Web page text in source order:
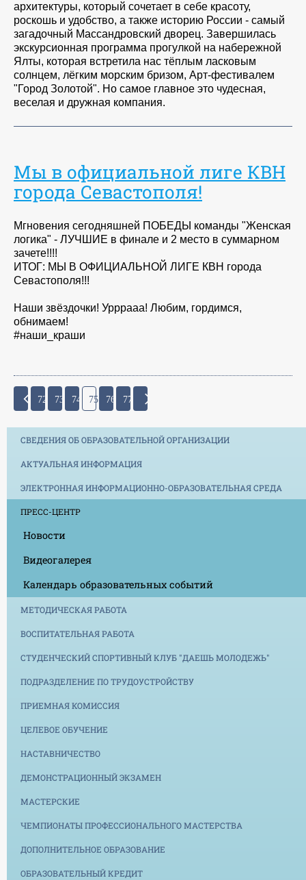
архитектуры, который сочетает в себе красоту,
роскошь и удобство, а также историю России - самый
загадочный Массандровский дворец. Завершилась
экскурсионная программа прогулкой на набережной
Ялты, которая встретила нас тёплым ласковым
солнцем, лёгким морским бризом, Арт-фестивалем
"Город Золотой". Но самое главное это чудесная,
веселая и дружная компания.
Мы в официальной лиге КВН
города Севастополя!
Мгновения сегодняшней ПОБЕДЫ команды "Женская
логика" - ЛУЧШИЕ в финале и 2 место в суммарном
зачете!!!!
ИТОГ: МЫ В ОФИЦИАЛЬНОЙ ЛИГЕ КВН города
Севастополя!!!
Наши звёздочки! Урррааа! Любим, гордимся,
обнимаем!
#наши_краши
72 73 74 75 76 77
СВЕДЕНИЯ ОБ ОБРАЗОВАТЕЛЬНОЙ ОРГАНИЗАЦИИ
АКТУАЛЬНАЯ ИНФОРМАЦИЯ
ЭЛЕКТРОННАЯ ИНФОРМАЦИОННО-ОБРАЗОВАТЕЛЬНАЯ СРЕДА
ПРЕСС-ЦЕНТР
Новости
Видеогалерея
Календарь образовательных событий
МЕТОДИЧЕСКАЯ РАБОТА
ВОСПИТАТЕЛЬНАЯ РАБОТА
СТУДЕНЧЕСКИЙ СПОРТИВНЫЙ КЛУБ "ДАЕШЬ МОЛОДЕЖЬ"
ПОДРАЗДЕЛЕНИЕ ПО ТРУДОУСТРОЙСТВУ
ПРИЕМНАЯ КОМИССИЯ
ЦЕЛЕВОЕ ОБУЧЕНИЕ
НАСТАВНИЧЕСТВО
ДЕМОНСТРАЦИОННЫЙ ЭКЗАМЕН
МАСТЕРСКИЕ
ЧЕМПИОНАТЫ ПРОФЕССИОНАЛЬНОГО МАСТЕРСТВА
ДОПОЛНИТЕЛЬНОЕ ОБРАЗОВАНИЕ
ОБРАЗОВАТЕЛЬНЫЙ КРЕДИТ